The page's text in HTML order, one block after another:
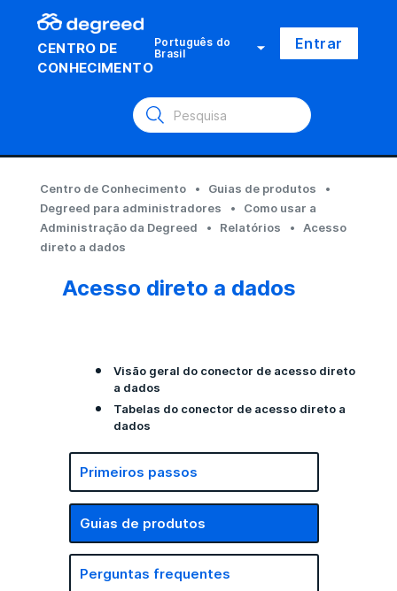
CENTRO DE
CONHECIMENTO
Português do
Brasil Entrar
Centro de Conhecimento
Guias de produtos
Degreed para administradores
Como usar a
Administração da Degreed
Relatórios
Acesso
direto a dados
Primeiros passos
Guias de produtos
Perguntas frequentes
Acesso direto a dados
Visão geral do conector de acesso direto
a dados
Tabelas do conector de acesso direto a
dados